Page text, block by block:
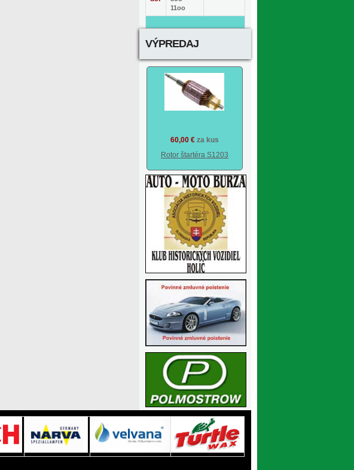
11oo
VÝPREDAJ
60,00 € za kus
Rotor štartéra S1203